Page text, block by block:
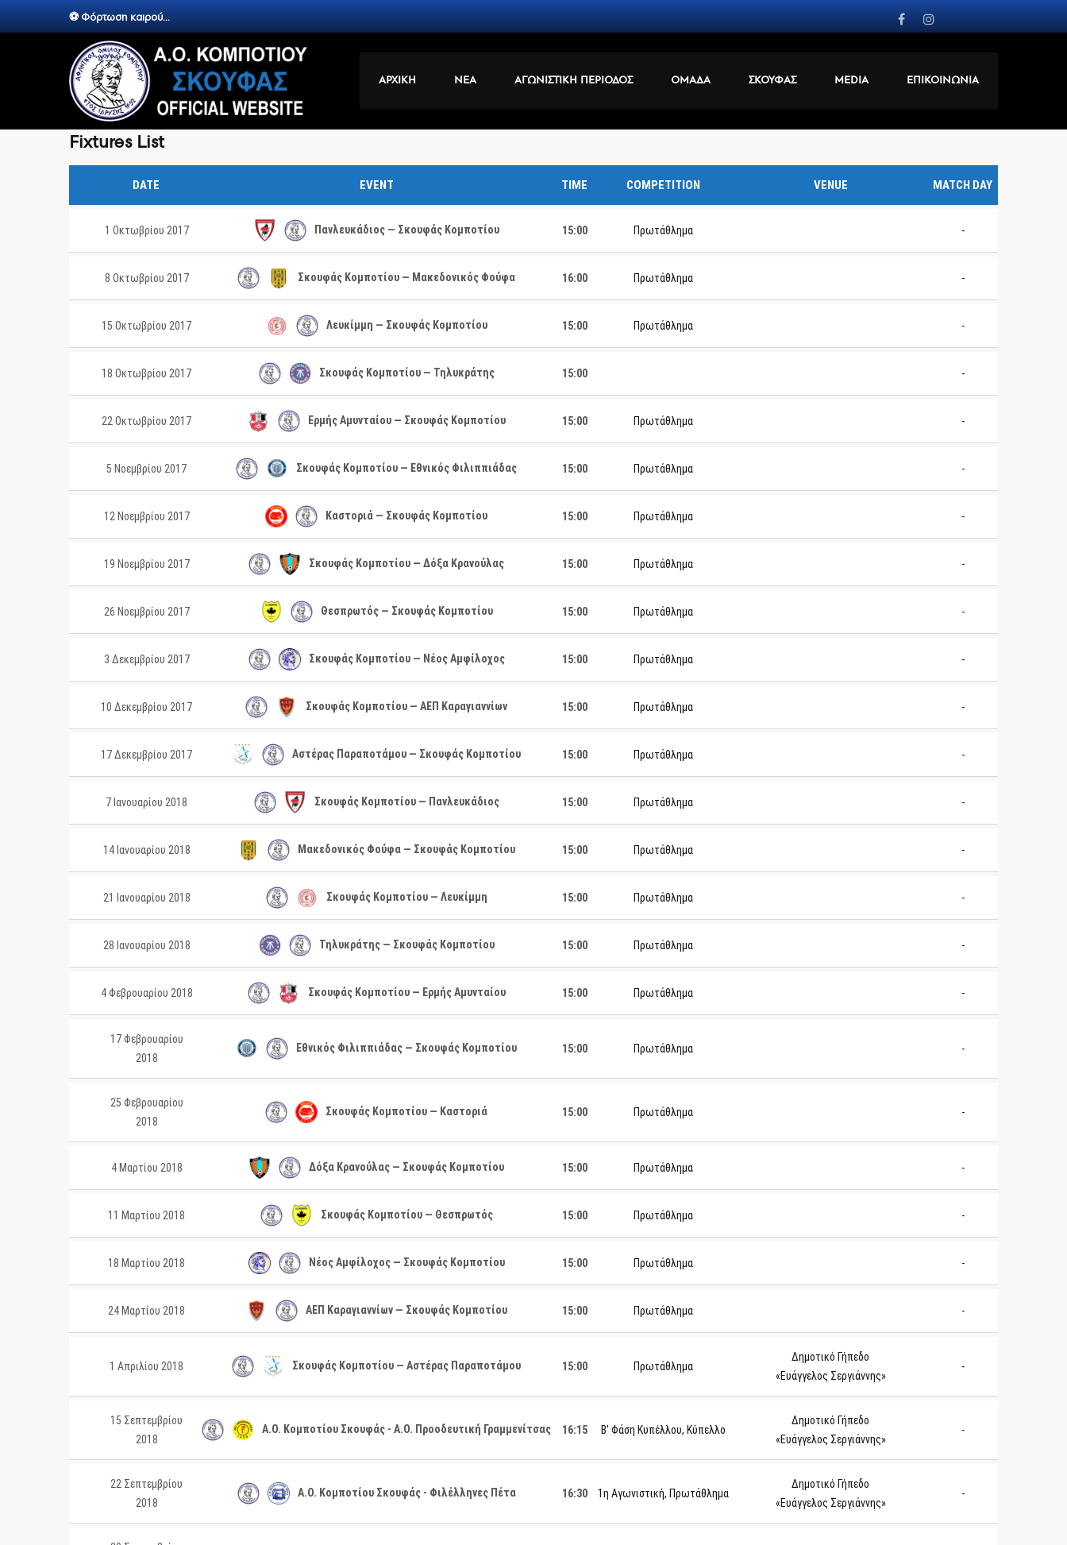
⚽ Φόρτωση καιρού...
ΑΡΧΙΚΗ ΝΕΑ ΑΓΩΝΙΣΤΙΚΗ ΠΕΡΙΟΔΟΣ ΟΜΑΔΑ ΣΚΟΥΦΑΣ MEDIA ΕΠΙΚΟΙΝΩΝΙΑ
Fixtures List
DATE EVENT TIME COMPETITION VENUE MATCH DAY
1 Οκτωβρίου 2017 Πανλευκάδιος — Σκουφάς Κομποτίου 15:00 Πρωτάθλημα -
8 Οκτωβρίου 2017 Σκουφάς Κομποτίου — Μακεδονικός Φούφα 16:00 Πρωτάθλημα -
15 Οκτωβρίου 2017 Λευκίμμη — Σκουφάς Κομποτίου 15:00 Πρωτάθλημα -
18 Οκτωβρίου 2017 Σκουφάς Κομποτίου — Τηλυκράτης 15:00 -
22 Οκτωβρίου 2017 Ερμής Αμυνταίου — Σκουφάς Κομποτίου 15:00 Πρωτάθλημα -
5 Νοεμβρίου 2017 Σκουφάς Κομποτίου — Εθνικός Φιλιππιάδας 15:00 Πρωτάθλημα -
12 Νοεμβρίου 2017 Καστοριά — Σκουφάς Κομποτίου 15:00 Πρωτάθλημα -
19 Νοεμβρίου 2017 Σκουφάς Κομποτίου — Δόξα Κρανούλας 15:00 Πρωτάθλημα -
26 Νοεμβρίου 2017 Θεσπρωτός — Σκουφάς Κομποτίου 15:00 Πρωτάθλημα -
3 Δεκεμβρίου 2017 Σκουφάς Κομποτίου — Νέος Αμφίλοχος 15:00 Πρωτάθλημα -
10 Δεκεμβρίου 2017 Σκουφάς Κομποτίου — ΑΕΠ Καραγιαννίων 15:00 Πρωτάθλημα -
17 Δεκεμβρίου 2017 Αστέρας Παραποτάμου — Σκουφάς Κομποτίου 15:00 Πρωτάθλημα -
7 Ιανουαρίου 2018 Σκουφάς Κομποτίου — Πανλευκάδιος 15:00 Πρωτάθλημα -
14 Ιανουαρίου 2018 Μακεδονικός Φούφα — Σκουφάς Κομποτίου 15:00 Πρωτάθλημα -
21 Ιανουαρίου 2018 Σκουφάς Κομποτίου — Λευκίμμη 15:00 Πρωτάθλημα -
28 Ιανουαρίου 2018 Τηλυκράτης — Σκουφάς Κομποτίου 15:00 Πρωτάθλημα -
4 Φεβρουαρίου 2018 Σκουφάς Κομποτίου — Ερμής Αμυνταίου 15:00 Πρωτάθλημα -
17 Φεβρουαρίου
2018
Εθνικός Φιλιππιάδας — Σκουφάς Κομποτίου 15:00 Πρωτάθλημα -
25 Φεβρουαρίου
2018
Σκουφάς Κομποτίου — Καστοριά 15:00 Πρωτάθλημα -
4 Μαρτίου 2018 Δόξα Κρανούλας — Σκουφάς Κομποτίου 15:00 Πρωτάθλημα -
11 Μαρτίου 2018 Σκουφάς Κομποτίου — Θεσπρωτός 15:00 Πρωτάθλημα -
18 Μαρτίου 2018 Νέος Αμφίλοχος — Σκουφάς Κομποτίου 15:00 Πρωτάθλημα -
24 Μαρτίου 2018 ΑΕΠ Καραγιαννίων — Σκουφάς Κομποτίου 15:00 Πρωτάθλημα -
1 Απριλίου 2018 Σκουφάς Κομποτίου — Αστέρας Παραποτάμου 15:00 Πρωτάθλημα
Δημοτικό Γήπεδο
«Ευάγγελος Σεργιάννης»
-
15 Σεπτεμβρίου
2018
Α.Ο. Κομποτίου Σκουφάς - Α.Ο. Προοδευτική Γραμμενίτσας 16:15 Β' Φάση Κυπέλλου, Κύπελλο
Δημοτικό Γήπεδο
«Ευάγγελος Σεργιάννης»
-
22 Σεπτεμβρίου
2018
Α.Ο. Κομποτίου Σκουφάς - Φιλέλληνες Πέτα 16:30 1η Αγωνιστική, Πρωτάθλημα
Δημοτικό Γήπεδο
«Ευάγγελος Σεργιάννης»
-